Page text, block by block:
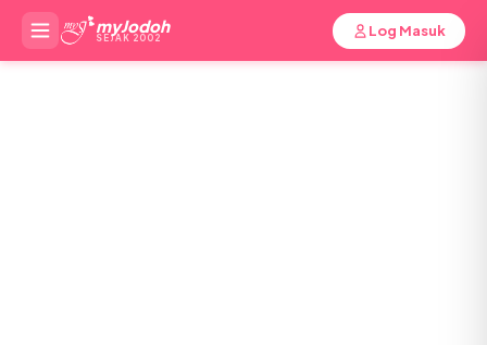
myJodoh
SEJAK 2002 Log Masuk